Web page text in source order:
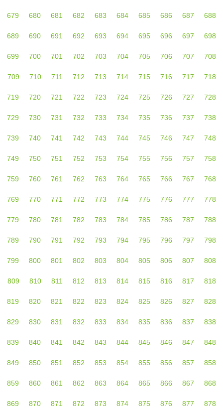
679 680 681 682 683 684 685 686 687 688
689 690 691 692 693 694 695 696 697 698
699 700 701 702 703 704 705 706 707 708
709 710 711 712 713 714 715 716 717 718
719 720 721 722 723 724 725 726 727 728
729 730 731 732 733 734 735 736 737 738
739 740 741 742 743 744 745 746 747 748
749 750 751 752 753 754 755 756 757 758
759 760 761 762 763 764 765 766 767 768
769 770 771 772 773 774 775 776 777 778
779 780 781 782 783 784 785 786 787 788
789 790 791 792 793 794 795 796 797 798
799 800 801 802 803 804 805 806 807 808
809 810 811 812 813 814 815 816 817 818
819 820 821 822 823 824 825 826 827 828
829 830 831 832 833 834 835 836 837 838
839 840 841 842 843 844 845 846 847 848
849 850 851 852 853 854 855 856 857 858
859 860 861 862 863 864 865 866 867 868
869 870 871 872 873 874 875 876 877 878